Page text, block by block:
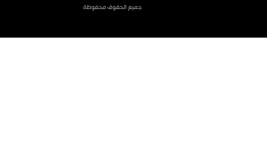
جميع الحقوق محفوظة